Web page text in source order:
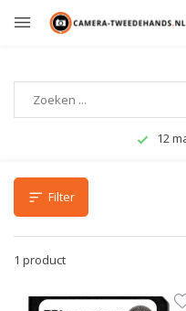
12
Filter
1 product